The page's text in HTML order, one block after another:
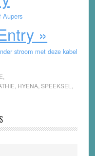
Aupers
»
stroom met deze kabel
HYENA, SPEEKSEL